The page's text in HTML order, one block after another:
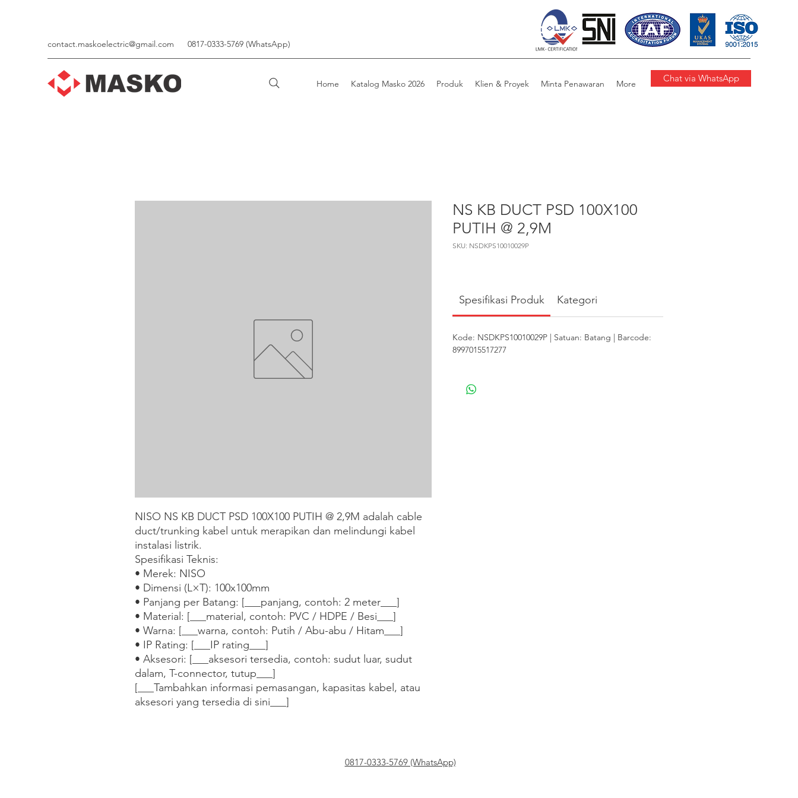
contact.maskoelectric@gmail.com 0817-0333-5769 (WhatsApp)
Home Katalog Masko 2026 Produk Klien & Proyek Minta Penawaran More Chat via WhatsApp
NISO NS KB DUCT PSD 100X100 PUTIH @ 2,9M adalah cable
duct/trunking kabel untuk merapikan dan melindungi kabel
instalasi listrik.
Spesifikasi Teknis:
• Merek: NISO
• Dimensi (L×T): 100x100mm
• Panjang per Batang: [___panjang, contoh: 2 meter___]
• Material: [___material, contoh: PVC / HDPE / Besi___]
• Warna: [___warna, contoh: Putih / Abu-abu / Hitam___]
• IP Rating: [___IP rating___]
• Aksesori: [___aksesori tersedia, contoh: sudut luar, sudut
dalam, T-connector, tutup___]
[___Tambahkan informasi pemasangan, kapasitas kabel, atau
aksesori yang tersedia di sini___]
NS KB DUCT PSD 100X100
PUTIH @ 2,9M
SKU: NSDKPS10010029P
Spesifikasi Produk Kategori
Kode: NSDKPS10010029P | Satuan: Batang | Barcode:
8997015517277
0817-0333-5769 (WhatsApp)